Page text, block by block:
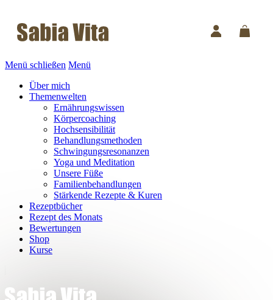
Menü schließen Menü
Über mich
Themenwelten
Ernährungswissen
Körpercoaching
Hochsensibilität
Behandlungsmethoden
Schwingungsresonanzen
Yoga und Meditation
Unsere Füße
Familienbehandlungen
Stärkende Rezepte & Kuren
Rezeptbücher
Rezept des Monats
Bewertungen
Shop
Kurse